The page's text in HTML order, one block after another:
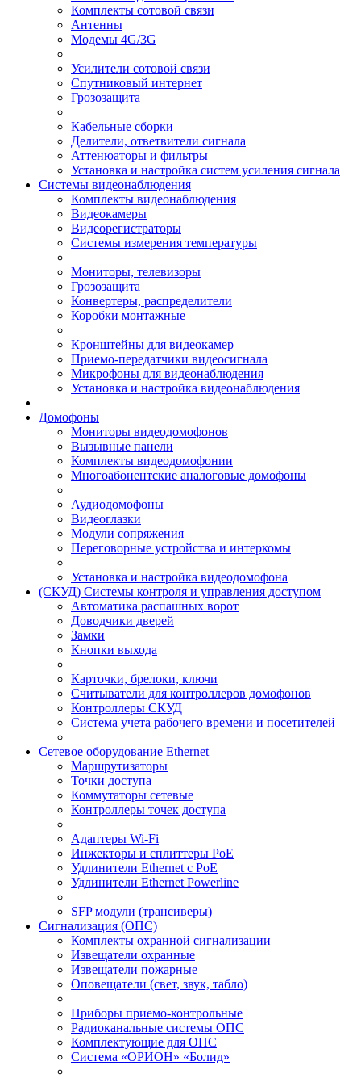
Комплекты сотовой связи
Антенны
Модемы 4G/3G
Усилители сотовой связи
Спутниковый интернет
Грозозащита
Кабельные сборки
Делители, ответвители сигнала
Аттенюаторы и фильтры
Установка и настройка систем усиления сигнала
Системы видеонаблюдения
Комплекты видеонаблюдения
Видеокамеры
Видеорегистраторы
Системы измерения температуры
Мониторы, телевизоры
Грозозащита
Конвертеры, распределители
Коробки монтажные
Кронштейны для видеокамер
Приемо-передатчики видеосигнала
Микрофоны для видеонаблюдения
Установка и настройка видеонаблюдения
Домофоны
Мониторы видеодомофонов
Вызывные панели
Комплекты видеодомофонии
Многоабонентские аналоговые домофоны
Аудиодомофоны
Видеоглазки
Модули сопряжения
Переговорные устройства и интеркомы
Установка и настройка видеодомофона
(СКУД) Системы контроля и управления доступом
Автоматика распашных ворот
Доводчики дверей
Замки
Кнопки выхода
Карточки, брелоки, ключи
Считыватели для контроллеров домофонов
Контроллеры СКУД
Система учета рабочего времени и посетителей
Сетевое оборудование Ethernet
Маршрутизаторы
Точки доступа
Коммутаторы сетевые
Контроллеры точек доступа
Адаптеры Wi-Fi
Инжекторы и сплиттеры РоЕ
Удлинители Ethernet с PoE
Удлинители Ethernet Powerline
SFP модули (трансиверы)
Сигнализация (ОПС)
Комплекты охранной сигнализации
Извещатели охранные
Извещатели пожарные
Оповещатели (свет, звук, табло)
Приборы приемо-контрольные
Радиоканальные системы ОПС
Комплектующие для ОПС
Система «ОРИОН» «Болид»